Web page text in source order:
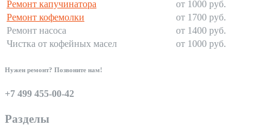
Ремонт капучинатора
от 1000 руб.
Ремонт кофемолки
от 1700 руб.
Ремонт насоса
от 1400 руб.
Чистка от кофейных масел
от 1000 руб.
Нужен ремонт? Позвоните нам!
+7 499 455-00-42
Разделы